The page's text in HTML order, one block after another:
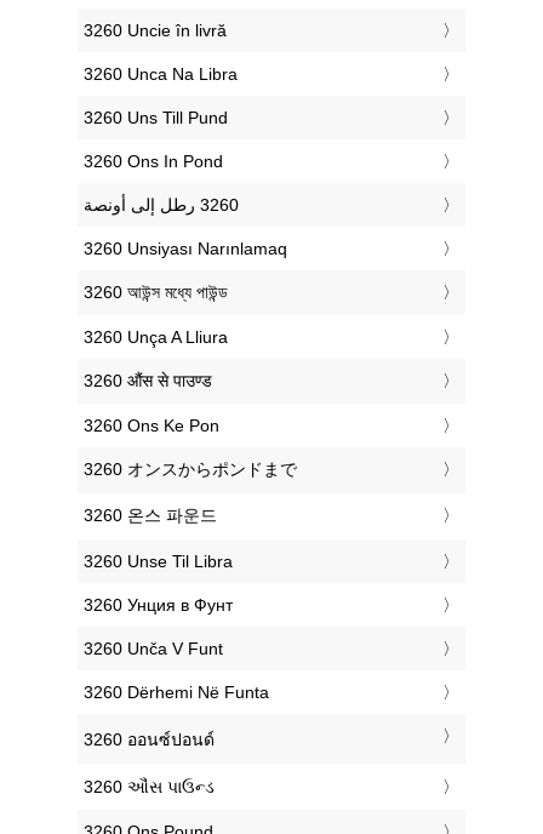
‎3260 Uncie în livră
‎3260 Unca Na Libra
‎3260 Uns Till Pund
‎3260 Ons In Pond
‎3260 Unsiyası Narınlamaq
‎3260 আউন্স মধ্যে পাউন্ড
‎3260 Unça A Lliura
‎3260 औंस से पाउण्ड
‎3260 Ons Ke Pon
‎3260 オンスからポンドまで
‎3260 온스 파운드
‎3260 Unse Til Libra
‎3260 Унция в Фунт
‎3260 Unča V Funt
‎3260 Dërhemi Në Funta
‎3260 ออนซ์ปอนด์
‎3260 ઔંસ પાઉન્ડ